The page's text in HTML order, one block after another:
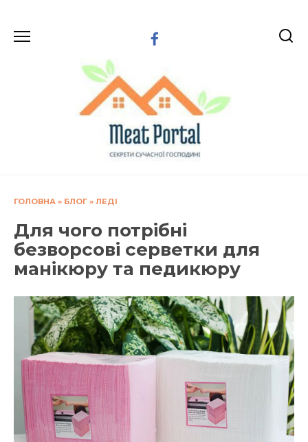
вмісту
ГОЛОВНА » БЛОГ » ЛЕДІ
Для чого потрібні
безворсові серветки для
манікюру та педикюру